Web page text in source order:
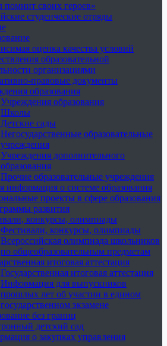
помнит своих героев»
студенческие отряды
оценка качества условий
образовательной
организациями
правовые документы
образования
Учреждения образования
Школы
Детские сады
Негосударственные образовательные
учреждения
Учреждения дополнительного
образования
Прочие образовательные учреждения
информация о системе образования
проекты в сфере образования
развития
конкурсы, олимпиады
Фестивали, конкурсы, олимпиады
Всероссийская олимпиада школьников
по общеобразовательным предметам
итоговая аттестация
Государственная итоговая аттестация
Информация для выпускников
прошлых лет об участии в едином
государственном экзамене
без границ
детский сад
о закупках управления